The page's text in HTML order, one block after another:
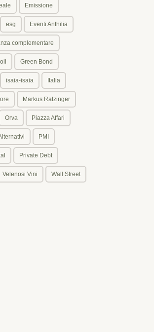
Emissione
esg Eventi Anthilia
complementare
Green Bond
isaia-isaia Italia
Markus Ratzinger
Orva Piazza Affari
PMI
Private Debt
Velenosi Vini Wall Street